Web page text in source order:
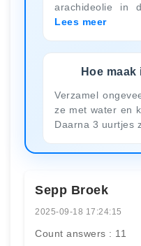
arachideolie in
Lees meer
Hoe
Verzamel
ze met water en
Daarna 3 uurtjes
Sepp Broek
2025-09-18 17:24:15
Count answers : 11